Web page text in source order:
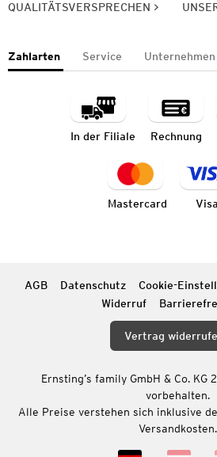
QUALITÄTSVERSPRECHEN
Zahlarten Service Unternehmen
In der Filiale Rechnung
Mastercard Visa
AGB Datenschutz Cookie-
Widerruf
Vertrag
Ernsting’s family GmbH & Co.
vorbehalten.
Alle Preise verstehen sich inklusive
Versandkosten.